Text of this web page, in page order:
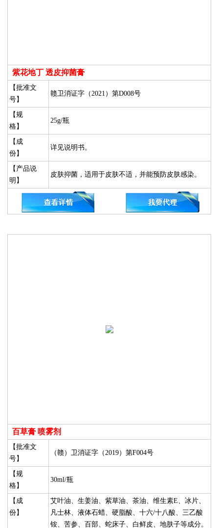
紫花地丁 透皮抑菌膏
【批准文
号】
赣卫消证字（2021）第D008号
【规
格】
25g/瓶
【成
份】
详见说明书。
【产品说
明】
皮肤抑菌，适用于皮肤不适，并能预防皮肤感染。
百草膏 喷雾剂
【批准文
号】
（赣）卫消证字（2019）第F004号
【规
格】
30ml/瓶
【成
份】
艾叶油、生姜油、紫草油、茶油、维生素E、冰片、
凡士林、液体石蜡、硬脂酸、十六/十八酸、三乙酸
铵、苦参、百部、蛇床子、白鲜皮、地肤子等成分。